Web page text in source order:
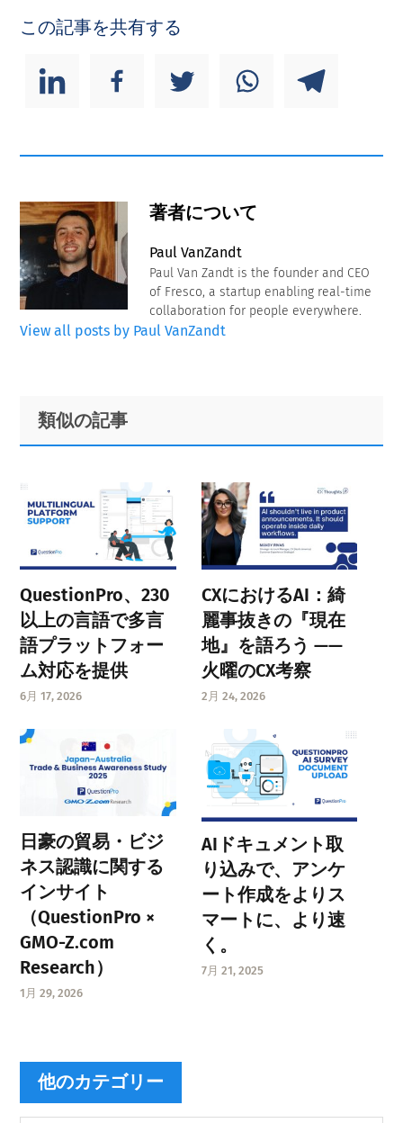
この記事を共有する
著者について
Paul VanZandt
Paul Van Zandt is the founder and CEO
of Fresco, a startup enabling real-time
collaboration for people everywhere.
View all posts by Paul VanZandt
Primary
Sidebar
Footer
類似の記事
QuestionPro、230
以上の言語で多言
語プラットフォー
ム対応を提供
6月 17, 2026
CXにおけるAI：綺
麗事抜きの『現在
地』を語ろう ——
火曜のCX考察
2月 24, 2026
日豪の貿易・ビジ
ネス認識に関する
インサイト
（QuestionPro ×
GMO-Z.com
Research）
1月 29, 2026
AIドキュメント取
り込みで、アンケ
ート作成をよりス
マートに、より速
く。
7月 21, 2025
他のカテゴリー